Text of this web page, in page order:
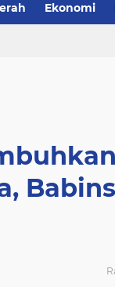
Ekonomi